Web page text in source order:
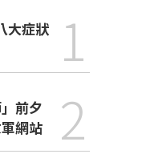
1
前夕
網站
2